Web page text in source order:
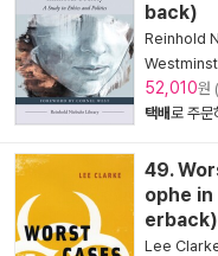
back)
Reinhold
52,010원
택배로 주문
49.
ophe
erback)
Lee